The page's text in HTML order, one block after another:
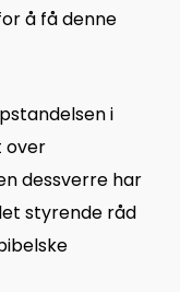
å få denne
i
over
dessverre har
styrende råd